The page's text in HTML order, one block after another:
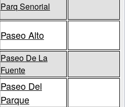
Parq Senorial
Paseo Alto
Paseo De La
Fuente
Paseo Del
Parque